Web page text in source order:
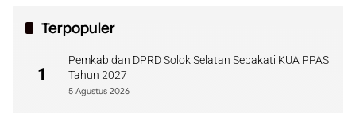
Terpopuler
1
Pemkab dan DPRD Solok Selatan Sepakati KUA PPAS
Tahun 2027
5 Agustus 2026